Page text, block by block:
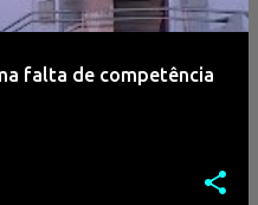
falta de competência